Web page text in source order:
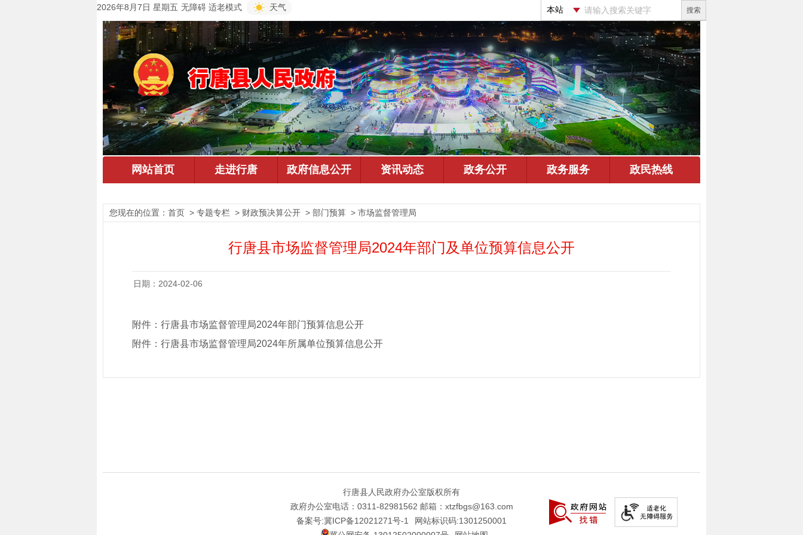
2026年8月7日 星期五 无障碍 适老模式 天气 搜索
您现在的位置： 首页 > 专题专栏 > 财政预决算公开 > 部门预算 > 市场监督管理局
行唐县市场监督管理局2024年部门及单位预算信息公开
日期：2024-02-06
附件： 行唐县市场监督管理局2024年部门预算信息公开
附件： 行唐县市场监督管理局2024年所属单位预算信息公开